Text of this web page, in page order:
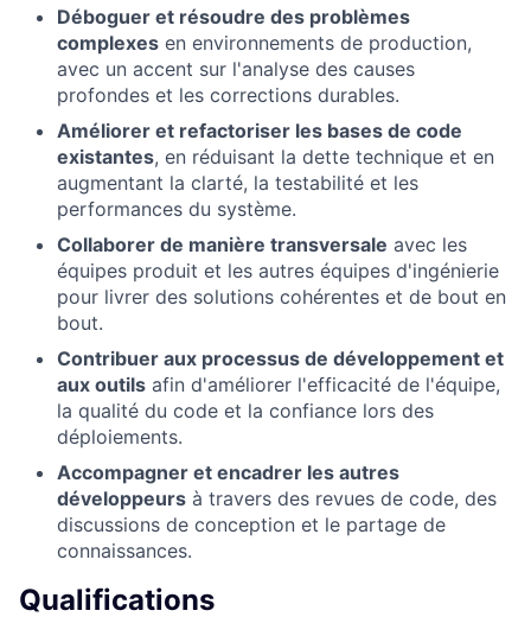
Déboguer et résoudre des problèmes
complexes en environnements de production,
avec un accent sur l'analyse des causes
profondes et les corrections durables.
Améliorer et refactoriser les bases de code
existantes, en réduisant la dette technique et en
augmentant la clarté, la testabilité et les
performances du système.
Collaborer de manière transversale avec les
équipes produit et les autres équipes d'ingénierie
pour livrer des solutions cohérentes et de bout en
bout.
Contribuer aux processus de développement et
aux outils afin d'améliorer l'efficacité de l'équipe,
la qualité du code et la confiance lors des
déploiements.
Accompagner et encadrer les autres
développeurs à travers des revues de code, des
discussions de conception et le partage de
connaissances.
Qualifications